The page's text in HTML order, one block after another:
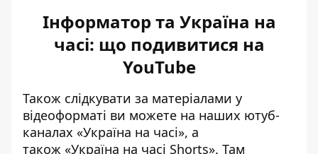
Інформатор та Україна на
часі: що подивитися на
YouTube
Також слідкувати за матеріалами у
відеоформаті ви можете на наших ютуб-
каналах «Україна на часі», а
також «Україна на часі Shorts». Там